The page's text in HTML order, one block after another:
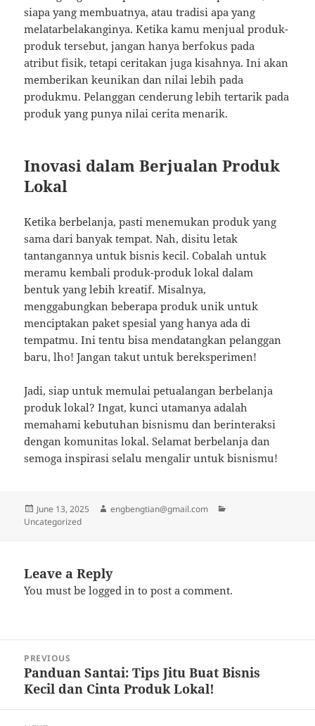
siapa yang membuatnya, atau tradisi apa yang
melatarbelakanginya. Ketika kamu menjual produk-
produk tersebut, jangan hanya berfokus pada
atribut fisik, tetapi ceritakan juga kisahnya. Ini akan
memberikan keunikan dan nilai lebih pada
produkmu. Pelanggan cenderung lebih tertarik pada
produk yang punya nilai cerita menarik.
Inovasi dalam Berjualan Produk
Lokal
Ketika berbelanja, pasti menemukan produk yang
sama dari banyak tempat. Nah, disitu letak
tantangannya untuk bisnis kecil. Cobalah untuk
meramu kembali produk-produk lokal dalam
bentuk yang lebih kreatif. Misalnya,
menggabungkan beberapa produk unik untuk
menciptakan paket spesial yang hanya ada di
tempatmu. Ini tentu bisa mendatangkan pelanggan
baru, lho! Jangan takut untuk bereksperimen!
Jadi, siap untuk memulai petualangan berbelanja
produk lokal? Ingat, kunci utamanya adalah
memahami kebutuhan bisnismu dan berinteraksi
dengan komunitas lokal. Selamat berbelanja dan
semoga inspirasi selalu mengalir untuk bisnismu!
Posted
on
June 13, 2025 Author
engbengtian@gmail.com
Uncategorized
Leave a Reply
You must belogged in to post a comment.
navigation
PREVIOUS
Previous
post:
Panduan Santai: Tips Jitu Buat Bisnis
Kecil dan Cinta Produk Lokal!